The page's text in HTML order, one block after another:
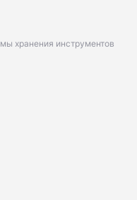
хранения инструментов